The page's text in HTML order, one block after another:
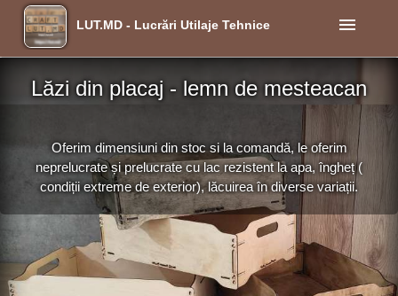
LUT.MD - Lucrări Utilaje Tehnice menu
Lăzi din placaj - lemn de mesteacan
Oferim dimensiuni din stoc si la comandă, le oferim
neprelucrate și prelucrate cu lac rezistent la apa, îngheț (
condiții extreme de exterior), lăcuirea în diverse variații.